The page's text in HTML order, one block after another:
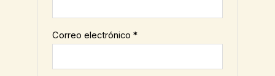
Correo electrónico*